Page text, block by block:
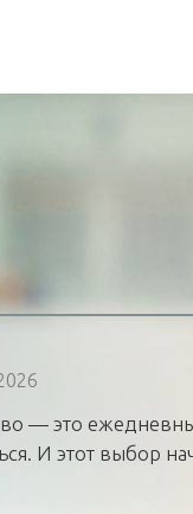
— это
И этот выбор